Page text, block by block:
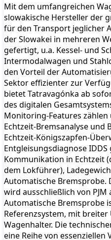
Mit dem umfangreichen
slowakische Hersteller der
für den Transport jeglicher
der Slowakei in mehreren
gefertigt, u.a. Kessel- und
Intermodalwagen und
den Vorteil der
Sektor effizienter zur
bietet Tatravagónka ab
des digitalen
Monitoring-Features
Echtzeit-Bremsanalyse und
Echtzeit-Königszapfen-
Entgleisungsdiagnose
Kommunikation in Echtzeit
dem Lokführer),
Automatische Bremsprobe.
wird ausschließlich von
Automatische Bremsprobe
Referenzsystem, mit
Wagenhalter. Die
eine Reihe von